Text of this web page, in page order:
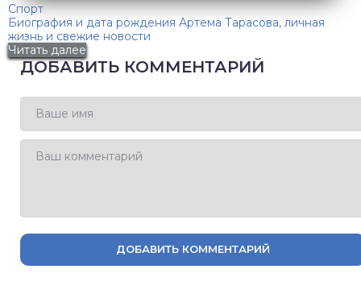
Спорт
Биография и дата рождения Артема Тарасова, личная
жизнь и свежие новости
Читать далее
ДОБАВИТЬ КОММЕНТАРИЙ
ДОБАВИТЬ КОММЕНТАРИЙ